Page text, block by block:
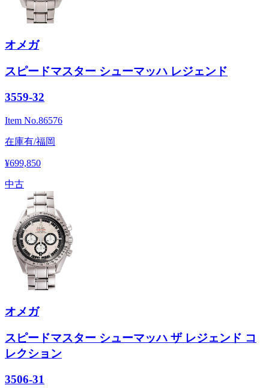
オメガ
スピードマスター シューマッハ レジェンド
3559-32
Item No.86576
在庫有/福岡
¥699,850
中古
オメガ
スピードマスター シューマッハ ザ レジェンド コ
レクション
3506-31